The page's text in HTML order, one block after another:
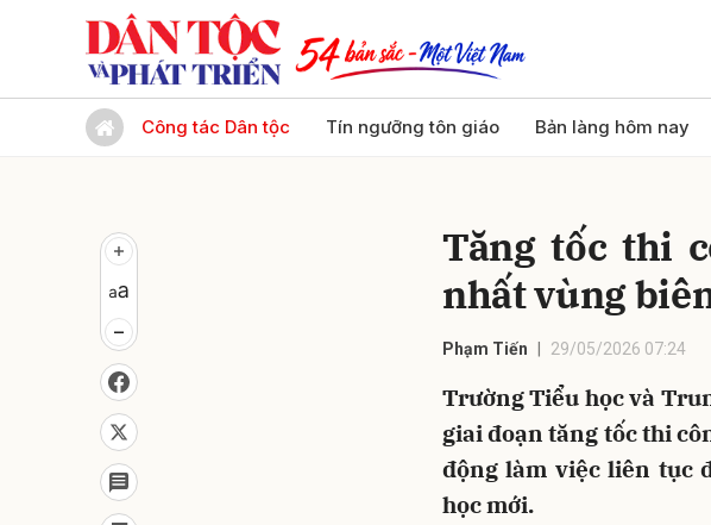
Công tác Dân tộc Tín ngưỡng tôn giáo Bản làng hôm nay
Tăng tốc thi
nhất vùng
Phạm Tiến 29/05/2026 07:24
Trường Tiểu học và
giai đoạn tăng tốc thi
động làm việc liên tục
học mới.
Gửi bình luận